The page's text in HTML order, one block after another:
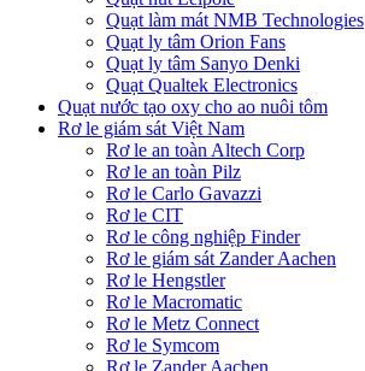
Quạt làm mát NMB Technologies
Quạt ly tâm Orion Fans
Quạt ly tâm Sanyo Denki
Quạt Qualtek Electronics
Quạt nước tạo oxy cho ao nuôi tôm
Rơ le giám sát Việt Nam
Rơ le an toàn Altech Corp
Rơ le an toàn Pilz
Rơ le Carlo Gavazzi
Rơ le CIT
Rơ le công nghiệp Finder
Rơ le giám sát Zander Aachen
Rơ le Hengstler
Rơ le Macromatic
Rơ le Metz Connect
Rơ le Symcom